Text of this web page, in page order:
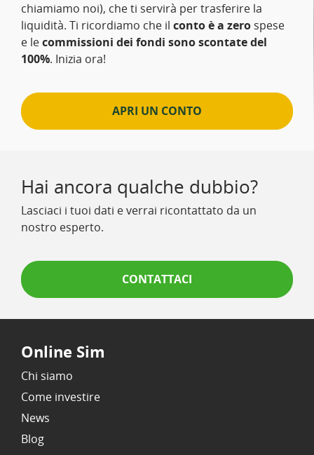
chiamiamo noi), che ti servirà per trasferire la
liquidità. Ti ricordiamo che il conto è a zero spese
e lecommissioni dei fondi sono scontate del
100%. Inizia ora!
APRI UN CONTO
Hai ancora qualche dubbio?
Lasciaci i tuoi dati e verrai ricontattato da un
nostro esperto.
CONTATTACI
Online Sim
Chi siamo
Come investire
News
Blog